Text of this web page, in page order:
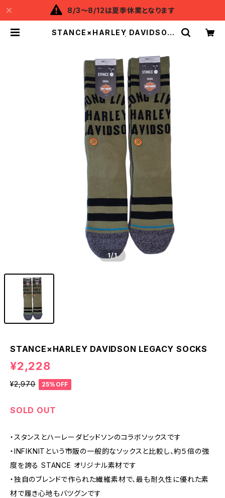
8/3～8/12は夏季休業となります
STANCE×HARLEY DAVIDSON
1/1
STANCE×HARLEY DAVIDSON LEGACY SOCKS
¥2,228
¥2,970 25%OFF
SOLD OUT
・スタンスとハーレーダビッドソンのコラボソックスです
・INFIKNITという市販の一般的なソックスと比較し、約５倍の強
度を誇る STANCE オリジナル素材です
・独自のブレンドで作られた繊維素材で、最も耐久性に優れた素
材で履き心地もバツグンです